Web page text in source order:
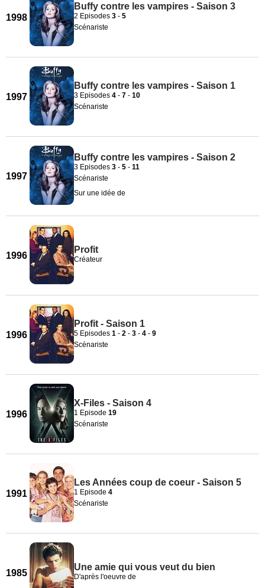
1998
Buffy contre les vampires - Saison 3
2 Episodes 3 - 5
Scénariste
1997
Buffy contre les vampires - Saison 1
3 Episodes 4 - 7 - 10
Scénariste
1997
Buffy contre les vampires - Saison 2
3 Episodes 3 - 5 - 11
Scénariste
Sur une idée de
1996
Profit
Créateur
1996
Profit - Saison 1
5 Episodes 1 - 2 - 3 - 4 - 9
Scénariste
1996
X-Files - Saison 4
1 Episode 19
Scénariste
1991
Les Années coup de coeur - Saison 5
1 Episode 4
Scénariste
1985
Une amie qui vous veut du bien
D'après l'oeuvre de